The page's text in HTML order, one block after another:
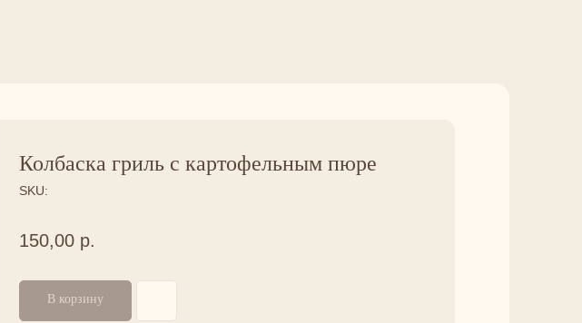
Колбаска гриль с картофельным пюре
SKU:
150,00 р.
В корзину